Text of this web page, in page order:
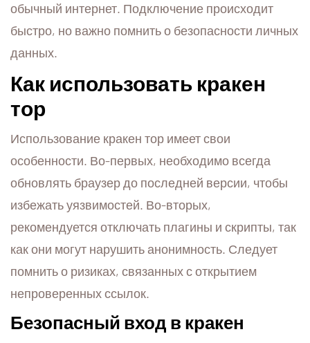
обычный интернет. Подключение происходит
быстро, но важно помнить о безопасности личных
данных.
Как использовать кракен
тор
Использование кракен тор имеет свои
особенности. Во-первых, необходимо всегда
обновлять браузер до последней версии, чтобы
избежать уязвимостей. Во-вторых,
рекомендуется отключать плагины и скрипты, так
как они могут нарушить анонимность. Следует
помнить о ризиках, связанных с открытием
непроверенных ссылок.
Безопасный вход в кракен